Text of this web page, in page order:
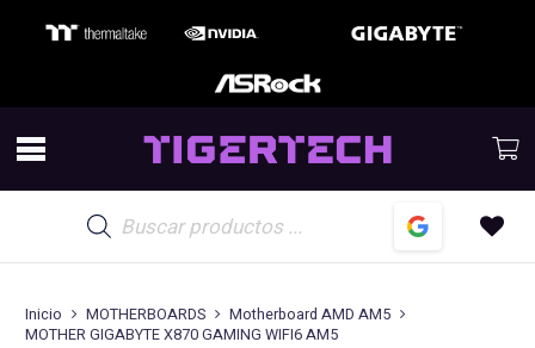
de
productos
Inicio MOTHERBOARDS
Motherboard AMD AM5
MOTHER GIGABYTE X870 GAMING WIFI6 AM5